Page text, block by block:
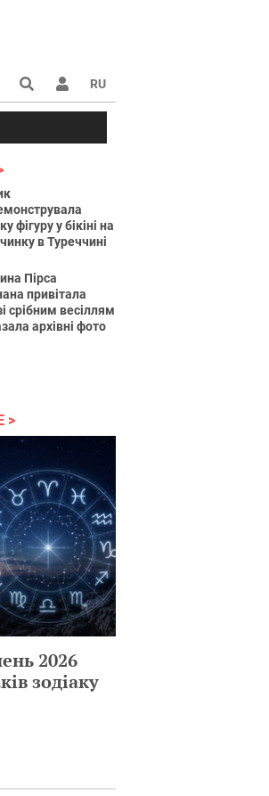
RU
фігуру у бікіні на
в Туреччині
Пірса
привітала
срібним весіллям
архівні фото
2026
зодіаку